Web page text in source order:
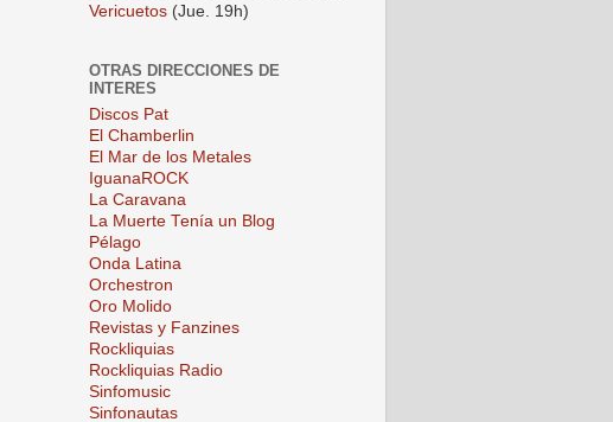
Vericuetos (Jue. 19h)
OTRAS DIRECCIONES DE
INTERES
Discos Pat
El Chamberlin
El Mar de los Metales
IguanaROCK
La Caravana
La Muerte Tenía un Blog
Pélago
Onda Latina
Orchestron
Oro Molido
Revistas y Fanzines
Rockliquias
Rockliquias Radio
Sinfomusic
Sinfonautas